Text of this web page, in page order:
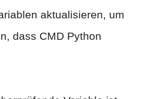
aktualisieren, um
dass CMD Python